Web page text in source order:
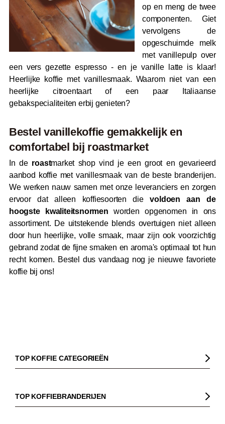
op en meng de twee
componenten. Giet
vervolgens de
opgeschuimde melk
met vanillepulp over
een vers gezette espresso - en je vanille latte is klaar!
Heerlijke koffie met vanillesmaak. Waarom niet van een
heerlijke citroentaart of een paar Italiaanse
gebakspecialiteiten erbij genieten?
Bestel vanillekoffie gemakkelijk en
comfortabel bij roastmarket
In de roastmarket shop vind je een groot en gevarieerd
aanbod koffie met vanillesmaak van de beste branderijen.
We werken nauw samen met onze leveranciers en zorgen
ervoor dat alleen koffiesoorten dievoldoen aan de
hoogste kwaliteitsnormen worden opgenomen in ons
assortiment. De uitstekende blends overtuigen niet alleen
door hun heerlijke, volle smaak, maar zijn ook voorzichtig
gebrand zodat de fijne smaken en aroma's optimaal tot hun
recht komen. Bestel dus vandaag nog je nieuwe favoriete
koffie bij ons!
TOP KOFFIE CATEGORIEËN
Koffiebonen
Biologische koffie
TOP KOFFIEBRANDERIJEN